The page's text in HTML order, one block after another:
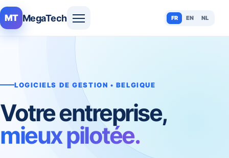
MT MegaTech FR EN NL
LOGICIELS DE GESTION • BELGIQUE
Votre entreprise,
mieux pilotée.